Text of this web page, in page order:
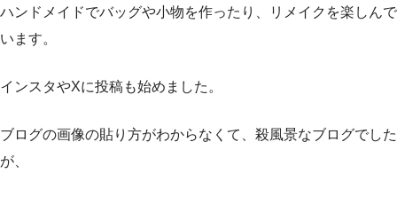
ハンドメイドでバッグや小物を作ったり、リメイクを楽しんで
います。
インスタやXに投稿も始めました。
ブログの画像の貼り方がわからなくて、殺風景なブログでした
が、